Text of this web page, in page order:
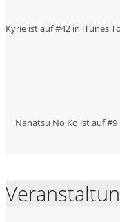
Kyrie ist auf #42 in iTunes
Nanatsu No Ko ist auf #9